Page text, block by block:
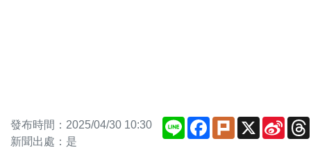
發布時間：2025/04/30 10:30
新聞出處：是
Line Facebook
Plurk X
Sina